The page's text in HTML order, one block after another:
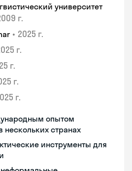
университет
г.
• 2025 г.
г.
г.
г.
г.
опытом
нескольких странах
инструменты для